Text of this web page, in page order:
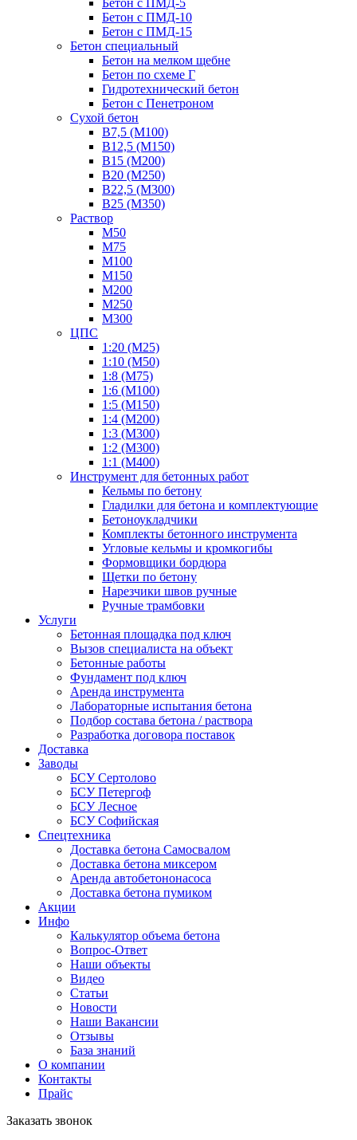
Бетон с ПМД-5
Бетон с ПМД-10
Бетон с ПМД-15
Бетон специальный
Бетон на мелком щебне
Бетон по схеме Г
Гидротехнический бетон
Бетон с Пенетроном
Сухой бетон
В7,5 (М100)
В12,5 (М150)
В15 (М200)
В20 (М250)
В22,5 (М300)
В25 (М350)
Раствор
М50
М75
М100
М150
М200
М250
М300
ЦПС
1:20 (М25)
1:10 (М50)
1:8 (М75)
1:6 (М100)
1:5 (М150)
1:4 (М200)
1:3 (М300)
1:2 (М300)
1:1 (М400)
Инструмент для бетонных работ
Кельмы по бетону
Гладилки для бетона и комплектующие
Бетоноукладчики
Комплекты бетонного инструмента
Угловые кельмы и кромкогибы
Формовщики бордюра
Щетки по бетону
Нарезчики швов ручные
Ручные трамбовки
Услуги
Бетонная площадка под ключ
Вызов специалиста на объект
Бетонные работы
Фундамент под ключ
Аренда инструмента
Лабораторные испытания бетона
Подбор состава бетона / раствора
Разработка договора поставок
Доставка
Заводы
БСУ Сертолово
БСУ Петергоф
БСУ Лесное
БСУ Софийская
Спецтехника
Доставка бетона Самосвалом
Доставка бетона миксером
Аренда авто­бетононасоса
Доставка бетона пумиком
Акции
Инфо
Калькулятор объема бетона
Вопрос-Ответ
Наши объекты
Видео
Статьи
Новости
Наши Вакансии
Отзывы
База знаний
О компании
Контакты
Прайс
Заказать звонок